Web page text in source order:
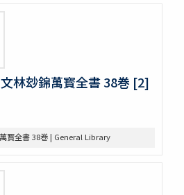
大全 2巻 (存1巻)
林玅錦萬寳全書 38巻 [2]
寳全書 38巻 | General Library